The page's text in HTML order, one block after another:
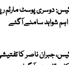
دوسری پوسٹ مارٹم
شواہد سامنے آگئے
جبران ناصر کا